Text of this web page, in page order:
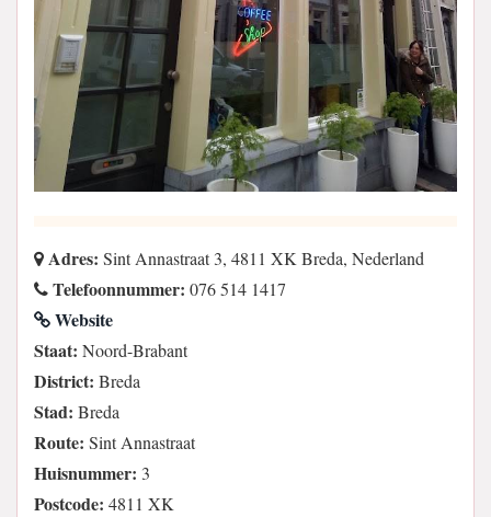
Adres: Sint Annastraat 3, 4811 XK Breda, Nederland
Telefoonnummer: 076 514 1417
Website
Staat: Noord-Brabant
District: Breda
Stad: Breda
Route: Sint Annastraat
Huisnummer: 3
Postcode: 4811 XK